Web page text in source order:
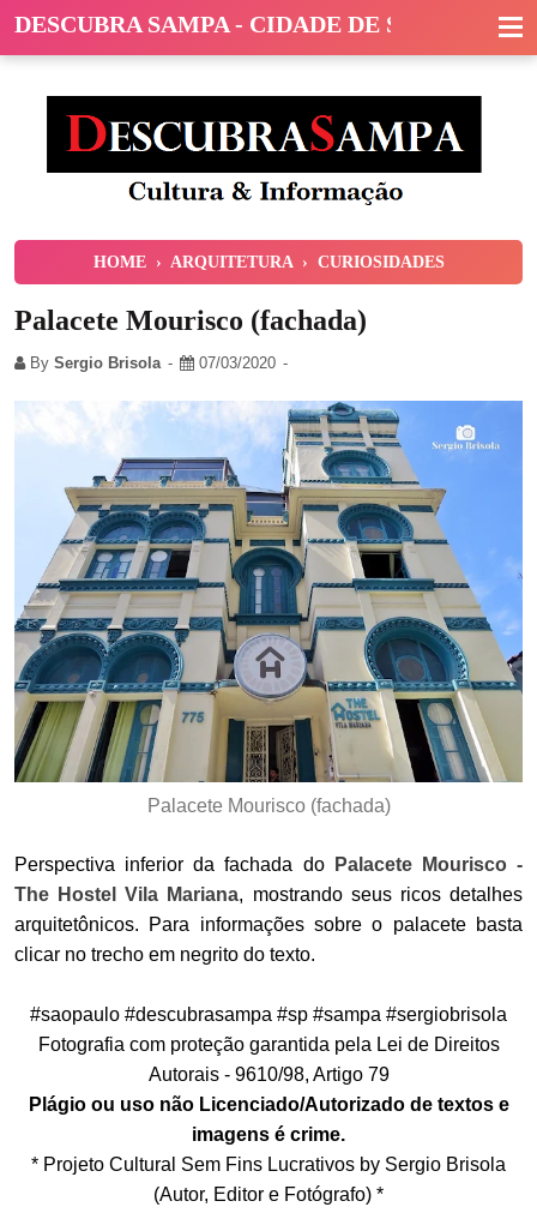
DESCUBRA SAMPA - CIDADE DE SÃO PAULO
HOME › ARQUITETURA › CURIOSIDADES
Palacete Mourisco (fachada)
By Sergio Brisola 07/03/2020
Palacete Mourisco (fachada)
Perspectiva inferior da fachada do
Palacete Mourisco -
The Hostel Vila Mariana, mostrando seus ricos detalhes
arquitetônicos. Para informações sobre o palacete basta
clicar no trecho em negrito do texto.
#saopaulo #descubrasampa #sp #sampa #sergiobrisola
Fotografia com proteção garantida pela Lei de Direitos
Autorais - 9610/98, Artigo 79
Plágio ou uso não Licenciado/Autorizado de textos e
imagens é crime.
* Projeto Cultural Sem Fins Lucrativos by Sergio Brisola
(Autor, Editor e Fotógrafo) *